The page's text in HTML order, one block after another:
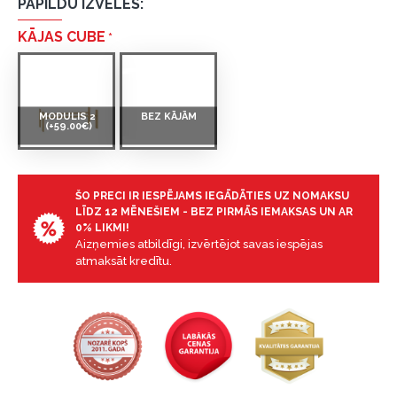
PAPILDU IZVĒLES:
KĀJAS CUBE
MODULIS 2
(+59.00€)
BEZ KĀJĀM
ŠO PRECI IR IESPĒJAMS IEGĀDĀTIES UZ NOMAKSU
LĪDZ 12 MĒNEŠIEM - BEZ PIRMĀS IEMAKSAS UN AR
0% LIKMI!
Aizņemies atbildīgi, izvērtējot savas iespējas
atmaksāt kredītu.